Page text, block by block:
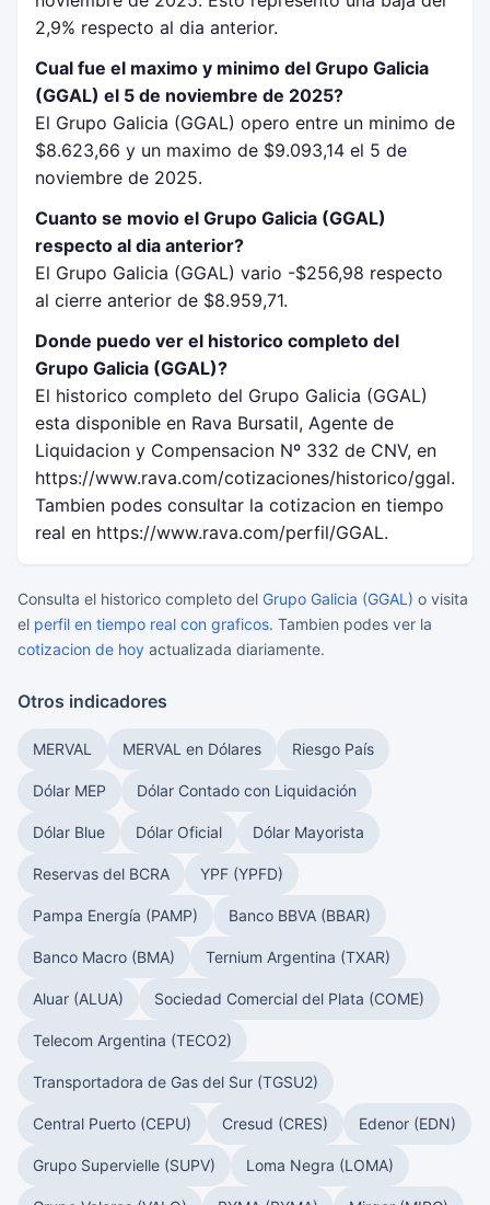
2,9% respecto al dia anterior.
Cual fue el maximo y minimo del Grupo Galicia
(GGAL) el 5 de noviembre de 2025?
El Grupo Galicia (GGAL) opero entre un minimo de
$8.623,66 y un maximo de $9.093,14 el 5 de
noviembre de 2025.
Cuanto se movio el Grupo Galicia (GGAL)
respecto al dia anterior?
El Grupo Galicia (GGAL) vario -$256,98 respecto
al cierre anterior de $8.959,71.
Donde puedo ver el historico completo del
Grupo Galicia (GGAL)?
El historico completo del Grupo Galicia (GGAL)
esta disponible en Rava Bursatil, Agente de
Liquidacion y Compensacion Nº 332 de CNV, en
https://www.rava.com/cotizaciones/historico/ggal.
Tambien podes consultar la cotizacion en tiempo
real en https://www.rava.com/perfil/GGAL.
Consulta el historico completo del Grupo Galicia (GGAL) o visita
el perfil en tiempo real con graficos. Tambien podes ver la
cotizacion de hoy actualizada diariamente.
Otros indicadores
MERVAL MERVAL en Dólares Riesgo País
Dólar MEP Dólar Contado con Liquidación
Dólar Blue Dólar Oficial Dólar Mayorista
Reservas del BCRA YPF (YPFD)
Pampa Energía (PAMP) Banco BBVA (BBAR)
Banco Macro (BMA) Ternium Argentina (TXAR)
Aluar (ALUA) Sociedad Comercial del Plata (COME)
Telecom Argentina (TECO2)
Transportadora de Gas del Sur (TGSU2)
Central Puerto (CEPU) Cresud (CRES) Edenor (EDN)
Grupo Supervielle (SUPV) Loma Negra (LOMA)